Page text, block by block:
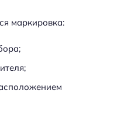
маркировка: